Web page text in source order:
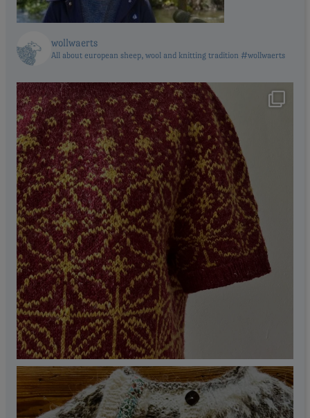
wollwaerts
All about european sheep, wool and knitting tradition #wollwaerts